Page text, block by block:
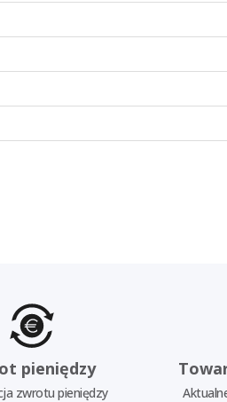
pieniędzy
zwrotu pieniędzy